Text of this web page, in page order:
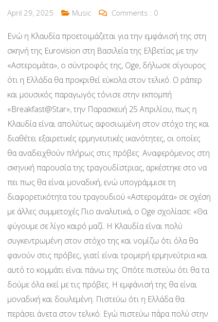
April 29, 2025 Music Comments : 0
Ενώ η Κλαυδία προετοιμάζεται για την εμφάνισή της στη
σκηνή της Eurovision στη Βασιλεία της Ελβετίας με την
«Αστερομάτα», ο σύντροφός της, Oge, δήλωσε σίγουρος
ότι η Ελλάδα θα προκριθεί εύκολα στον τελικό. Ο ράπερ
και μουσικός παραγωγός τόνισε στην εκπομπή
«Breakfast@Star», την Παρασκευή 25 Απριλίου, πως η
Κλαυδία είναι απολύτως αφοσιωμένη στον στόχο της και
διαθέτει εξαιρετικές ερμηνευτικές ικανότητες, οι οποίες
θα αναδειχθούν πλήρως στις πρόβες. Αναφερόμενος στη
σκηνική παρουσία της τραγουδίστριας, αρκέστηκε στο να
πει πως θα είναι μοναδική, ενώ υπογράμμισε τη
διαφορετικότητα του τραγουδιού «Αστερομάτα» σε σχέση
με άλλες συμμετοχές.Πιο αναλυτικά, ο Oge σχολίασε: «Θα
φύγουμε σε λίγο καιρό μαζί. Η Κλαυδία είναι πολύ
συγκεντρωμένη στον στόχο της και νομίζω ότι όλα θα
φανούν στις πρόβες, γιατί είναι τρομερή ερμηνεύτρια και
αυτό το κομμάτι είναι πάνω της. Οπότε πιστεύω ότι θα τα
δούμε όλα εκεί με τις πρόβες. Η εμφάνισή της θα είναι
μοναδική και δουλεμένη. Πιστεύω ότι η Ελλάδα θα
περάσει άνετα στον τελικό. Εγώ πιστεύω πάρα πολύ στην